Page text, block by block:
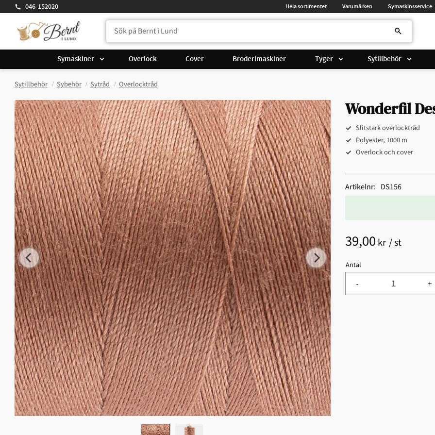
046-152020 Hela sortimentet Varumärken Symaskinsservice
Symaskiner Overlock Cover Broderimaskiner Tyger Sytillbehör
Sytillbehör Sybehör Sytråd Overlocktråd
Wonderfil
Slitstark overlocktråd
Polyester, 1000 m
Overlock och cover
39,00 kr /st
Antal
+
-
Artikelnr DS156